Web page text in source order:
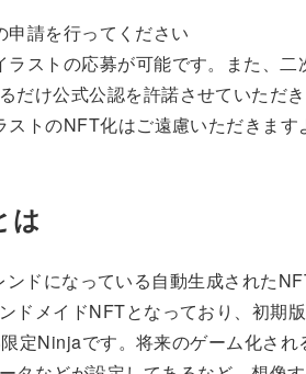
請を行ってください
ストの応募が可能です。また、二
だけ公式公認を許諾させていただ
トのNFT化はご遠慮いただきます
は
ンドになっている自動生成された
ドメイドNFTとなっており、初期
定Ninjaです。将来のゲーム化され